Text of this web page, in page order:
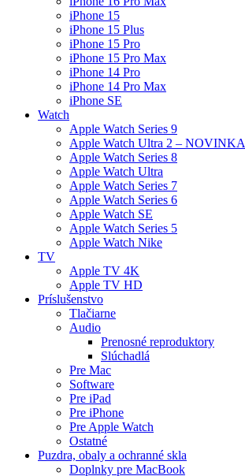
iPhone 15
iPhone 15 Plus
iPhone 15 Pro
iPhone 15 Pro Max
iPhone 14 Pro
iPhone 14 Pro Max
iPhone SE
Watch
Apple Watch Series 9
Apple Watch Ultra 2 – NOVINKA
Apple Watch Series 8
Apple Watch Ultra
Apple Watch Series 7
Apple Watch Series 6
Apple Watch SE
Apple Watch Series 5
Apple Watch Nike
TV
Apple TV 4K
Apple TV HD
Príslušenstvo
Tlačiarne
Audio
Prenosné reproduktory
Slúchadlá
Pre Mac
Software
Pre iPad
Pre iPhone
Pre Apple Watch
Ostatné
Puzdra, obaly a ochranné skla
Doplnky pre MacBook